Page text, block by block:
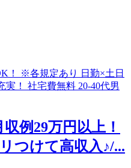
例29万円以上！
つけて高収入♪/...